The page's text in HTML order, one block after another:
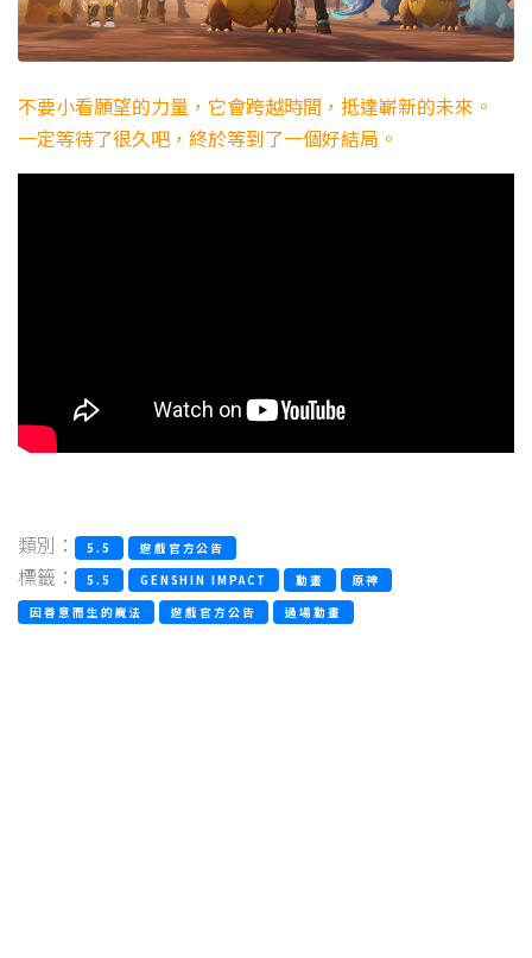
不要小看願望的力量，它會跨越時間，抵達嶄新的未來。
一定等待了很久吧，終於等到了一個好結局。
類別： 5.5 遊戲官方公告
標籤： 5.5 GENSHIN IMPACT 動畫
原神
因善意而生的魔法
遊戲官方公告 過場動畫